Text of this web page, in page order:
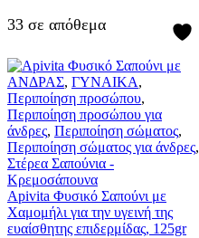
33 σε απόθεμα
ΑΝΔΡΑΣ, ΓΥΝΑΙΚΑ,
Περιποίηση προσώπου,
Περιποίηση προσώπου για
άνδρες, Περιποίηση σώματος,
Περιποίηση σώματος για άνδρες,
Στέρεα Σαπούνια -
Κρεμοσάπουνα
Apivita Φυσικό Σαπούνι με
Χαμομήλι για την υγεινή της
ευαίσθητης επιδερμίδας, 125gr